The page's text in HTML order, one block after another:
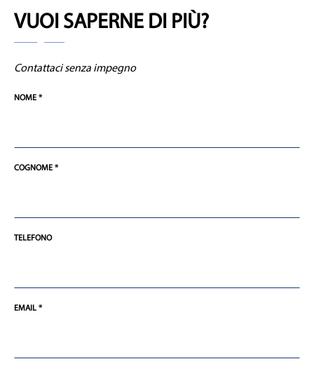
VUOI SAPERNE DI PIÙ?
Contattaci senza impegno
NOME *
COGNOME *
TELEFONO
EMAIL *